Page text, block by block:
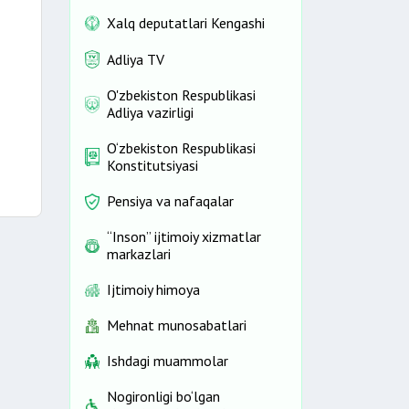
Xalq deputatlari Kengashi
Adliya TV
O'zbekiston Respublikasi
Adliya vazirligi
O‘zbekiston Respublikasi
Konstitutsiyasi
Pensiya va nafaqalar
“Inson” ijtimoiy xizmatlar
markazlari
Ijtimoiy himoya
Mehnat munosabatlari
Ishdagi muammolar
Nogironligi bo‘lgan